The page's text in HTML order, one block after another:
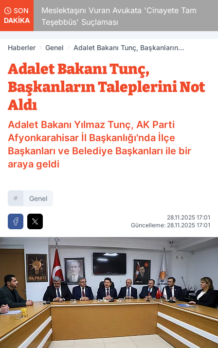
SON
DAKİKA
Meslektaşını Vuran Avukata 'Cinayete Tam
Teşebbüs' Suçlaması
Haberler Genel
Adalet Bakanı Tunç, Başkanların
Adalet Bakanı Tunç,
Başkanların Taleplerini Not
Aldı
Adalet Bakanı Yılmaz Tunç, AK Parti
Afyonkarahisar İl Başkanlığı'nda İlçe
Başkanları ve Belediye Başkanları ile bir
araya geldi
Genel
28.11.2025 17:01
Güncelleme: 28.11.2025 17:01